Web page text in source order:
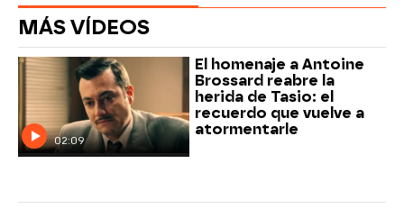
MÁS VÍDEOS
02:09
El homenaje a Antoine
Brossard reabre la
herida de Tasio: el
recuerdo que vuelve a
atormentarle